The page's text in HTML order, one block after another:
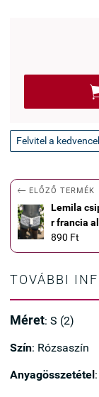
Felvitel a
 ELŐZŐ TERMÉK
Lemila
r francia
890 Ft
TOVÁBBI
Méret: S (2)
Szín: Rózsaszín
Anyagösszetétel